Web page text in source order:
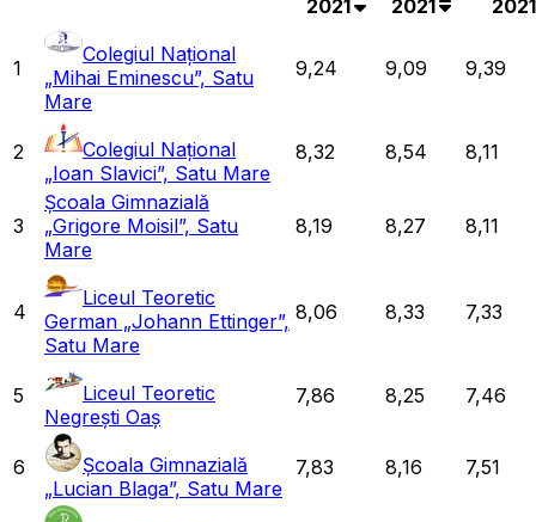
2021
2021
2021
1
Colegiul Național
„Mihai Eminescu”, Satu
Mare
9,24 9,09 9,39
2
Colegiul Național
„Ioan Slavici”, Satu Mare
8,32 8,54 8,11
3
Școala Gimnazială
„Grigore Moisil”, Satu
Mare
8,19 8,27 8,11
4
Liceul Teoretic
German „Johann Ettinger”,
Satu Mare
8,06 8,33 7,33
5
Liceul Teoretic
Negrești Oaș
7,86 8,25 7,46
6
Școala Gimnazială
„Lucian Blaga”, Satu Mare
7,83 8,16 7,51